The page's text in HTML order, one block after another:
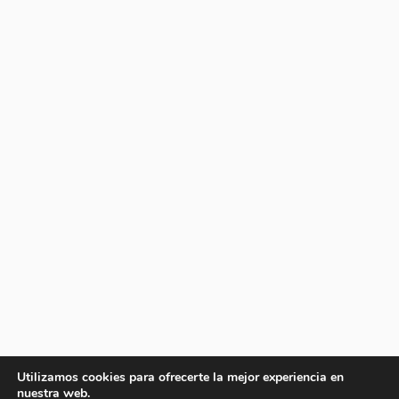
Utilizamos cookies para ofrecerte la mejor experiencia en
nuestra web.